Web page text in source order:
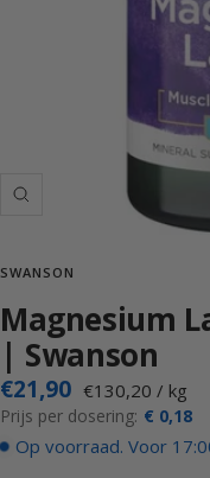
Inzoemen
SWANSON
Magnesium
| Swanson
Actieprijs
€21,90 €130,20 / kg
Prijs per dosering: € 0,18
Op voorraad. Voor